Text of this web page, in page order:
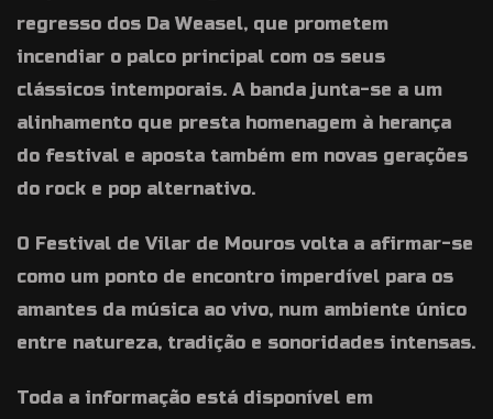
regresso dos Da Weasel, que prometem
incendiar o palco principal com os seus
clássicos intemporais. A banda junta-se a um
alinhamento que presta homenagem à herança
do festival e aposta também em novas gerações
do rock e pop alternativo.
O Festival de Vilar de Mouros volta a afirmar-se
como um ponto de encontro imperdível para os
amantes da música ao vivo, num ambiente único
entre natureza, tradição e sonoridades intensas.
Toda a informação está disponível em